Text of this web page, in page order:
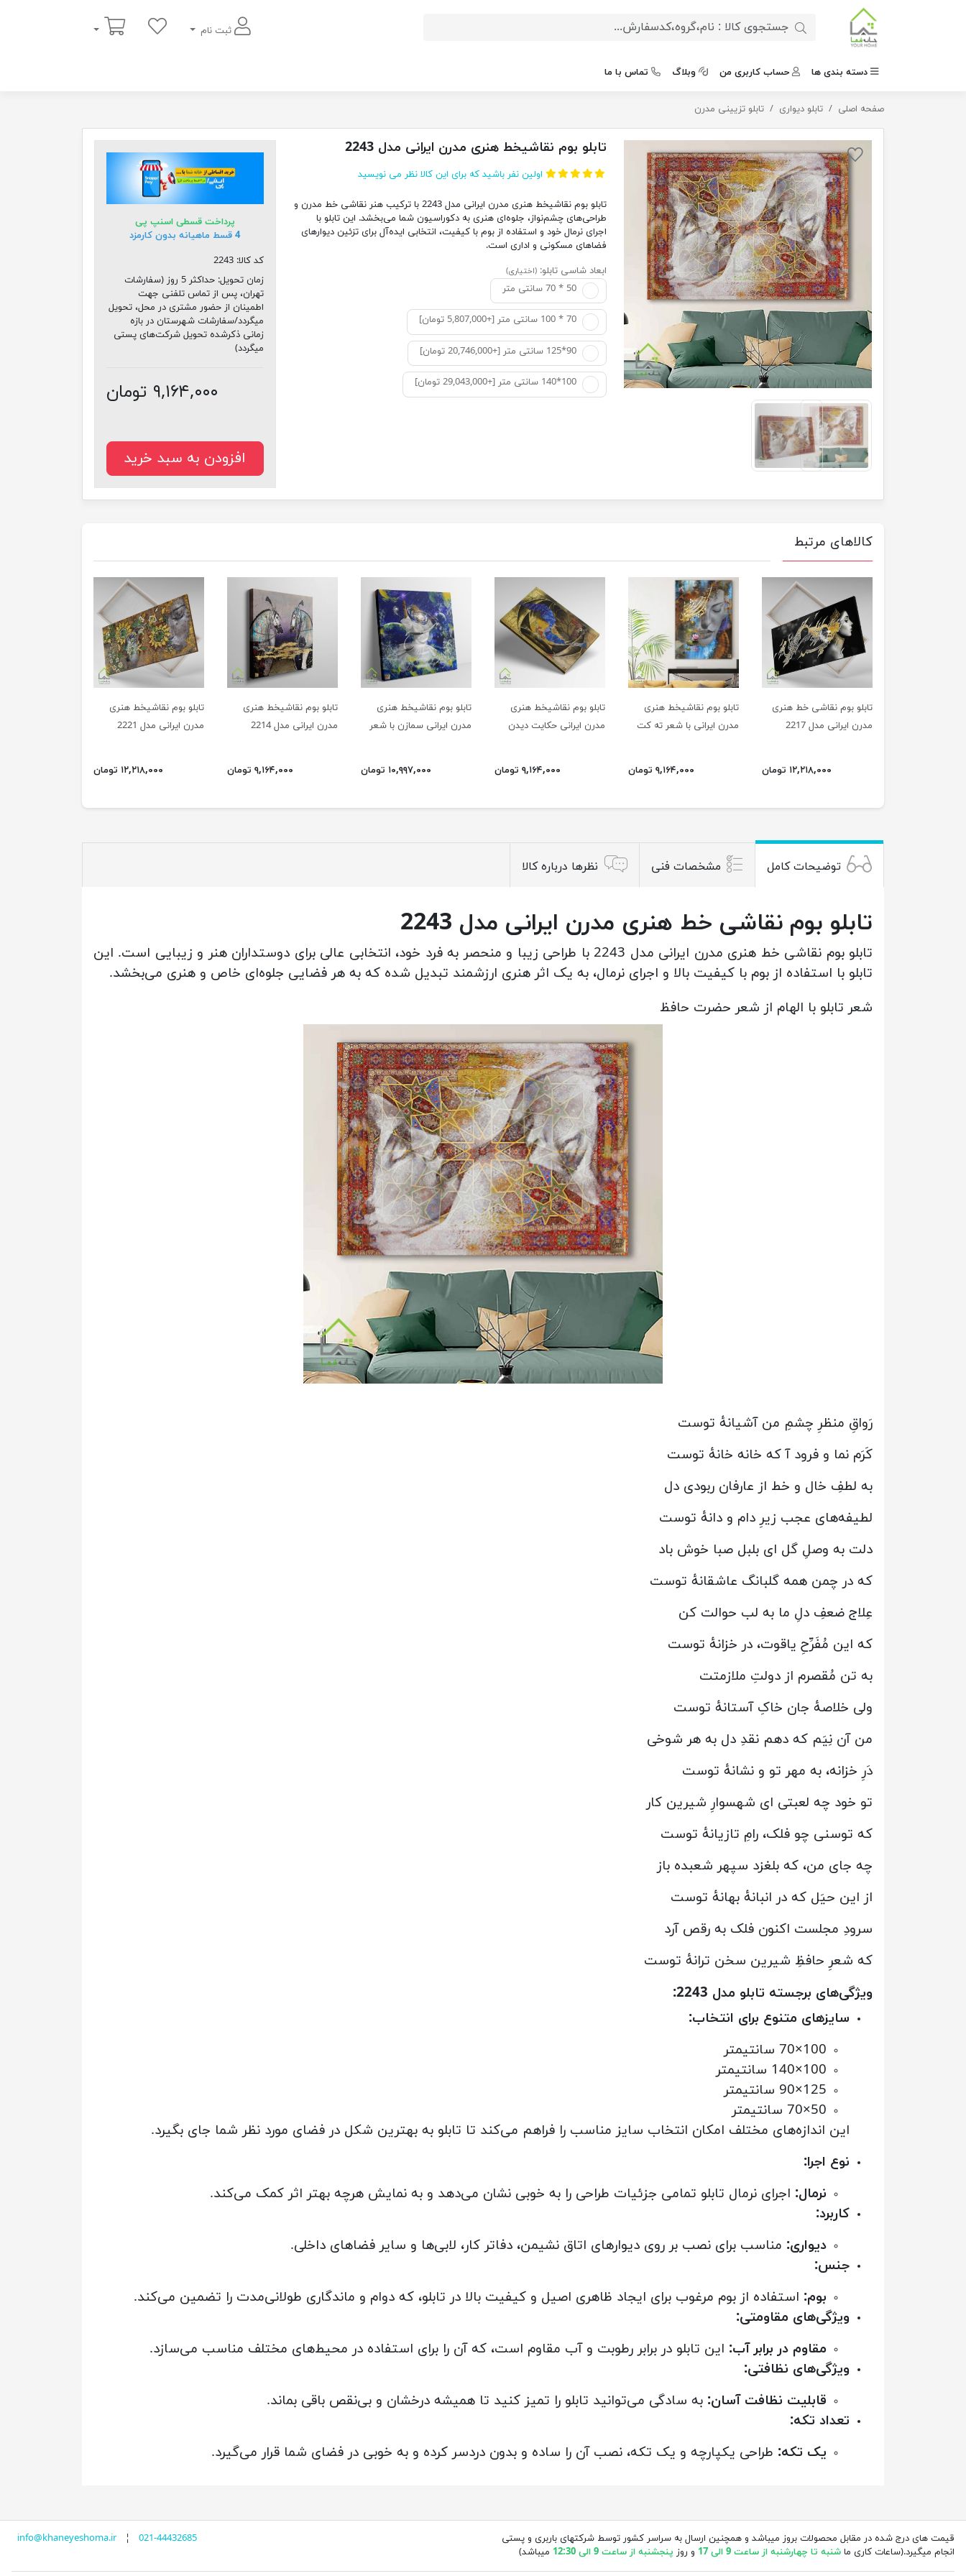
ثبت نام
سبد خرید
دسته بندی ها حساب کاربری من وبلاگ تماس با ما
صفحه اصلی تابلو دیواری تابلو تزیینی مدرن
تابلو بوم نقاشیخط هنری مدرن ایرانی مدل 2243
تابلو بوم نقاشیخط هنری مدرن ایرانی مدل 2243
اولین نفر باشید که برای این کالا نظر می نویسید
تابلو بوم نقاشیخط هنری مدرن ایرانی مدل 2243 با ترکیب هنر نقاشی خط مدرن و
طراحی‌های چشم‌نواز، جلوه‌ای هنری به دکوراسیون شما می‌بخشد. این تابلو با
اجرای نرمال خود و استفاده از بوم با کیفیت، انتخابی ایده‌آل برای تزئین دیوارهای
فضاهای مسکونی و اداری است.
ابعاد شاسی تابلو: (اختیاری)
50 * 70 سانتی متر
70 * 100 سانتی متر [+5,807,000 تومان]
90*125 سانتی متر [+20,746,000 تومان]
100*140 سانتی متر [+29,043,000 تومان]
پرداخت قسطی اسنپ پی
4 قسط ماهیانه بدون کارمزد
کد کالا: 2243
زمان تحویل:
حداکثر 5 روز (سفارشات
تهران، پس از تماس تلفنی جهت
اطمینان از حضور مشتری در محل، تحویل
میگردد/سفارشات شهرستان در بازه
زمانی ذکرشده تحویل شرکت‌های پستی
میگردد)
۹,۱۶۴,۰۰۰ تومان
افزودن به سبد خرید
کالاهای مرتبط
تابلو بوم نقاشی خط هنری
مدرن ایرانی مدل 2217
۱۲,۲۱۸,۰۰۰ تومان
تابلو بوم نقاشیخط هنری
مدرن ایرانی با شعر ته کت
۹,۱۶۴,۰۰۰ تومان
تابلو بوم نقاشیخط هنری
مدرن ایرانی حکایت دیدن
۹,۱۶۴,۰۰۰ تومان
تابلو بوم نقاشیخط هنری
مدرن ایرانی سمازن با شعر
۱۰,۹۹۷,۰۰۰ تومان
تابلو بوم نقاشیخط هنری
مدرن ایرانی مدل 2214
۹,۱۶۴,۰۰۰ تومان
تابلو بوم نقاشیخط هنری
مدرن ایرانی مدل 2221
۱۲,۲۱۸,۰۰۰ تومان
توضیحات کامل مشخصات فنی نظرها درباره کالا
تابلو بوم نقاشی خط هنری مدرن ایرانی مدل 2243
تابلو بوم نقاشی خط هنری مدرن ایرانی مدل 2243 با طراحی زیبا و منحصر به فرد خود، انتخابی عالی برای دوستداران هنر و زیبایی است. این
تابلو با استفاده از بوم با کیفیت بالا و اجرای نرمال، به یک اثر هنری ارزشمند تبدیل شده که به هر فضایی جلوه‌ای خاص و هنری می‌بخشد.
شعر تابلو با الهام از شعر حضرت حافظ
رَواقِ منظرِ چشمِ من آشیانهٔ توست
کَرَم نما و فرود آ که خانه خانهٔ توست
به لطفِ خال و خط از عارفان ربودی دل
لطیفه‌های عجب زیرِ دام و دانهٔ توست
دلت به وصلِ گل ای بلبل صبا خوش باد
که در چمن همه گلبانگ عاشقانهٔ توست
عِلاج ضعفِ دلِ ما به لب حوالت کن
که این مُفَرِّحِ یاقوت، در خزانهٔ توست
به تن مُقصرم از دولتِ ملازمتت
ولی خلاصهٔ جان خاکِ آستانهٔ توست
من آن نِیَم که دهم نقدِ دل به هر شوخی
دَرِ خزانه، به مهر تو و نشانهٔ توست
تو خود چه لعبتی ای شهسوارِ شیرین کار
که توسنی چو فلک، رامِ تازیانهٔ توست
چه جای من، که بلغزد سپهر شعبده باز
از این حیَل که در انبانهٔ بهانهٔ توست
سرودِ مجلست اکنون فلک به رقص آرد
که شعرِ حافظِ شیرین سخن ترانهٔ توست
ویژگی‌های برجسته تابلو مدل 2243:
سایزهای متنوع برای انتخاب:
100×70 سانتیمتر
100×140 سانتیمتر
125×90 سانتیمتر
50×70 سانتیمتر
این اندازه‌های مختلف امکان انتخاب سایز مناسب را فراهم می‌کند تا تابلو به بهترین شکل در فضای مورد نظر شما جای بگیرد.
نوع اجرا:
نرمال: اجرای نرمال تابلو تمامی جزئیات طراحی را به خوبی نشان می‌دهد و به نمایش هرچه بهتر اثر کمک می‌کند.
کاربرد:
دیواری: مناسب برای نصب بر روی دیوارهای اتاق نشیمن، دفاتر کار، لابی‌ها و سایر فضاهای داخلی.
جنس:
بوم: استفاده از بوم مرغوب برای ایجاد ظاهری اصیل و کیفیت بالا در تابلو، که دوام و ماندگاری طولانی‌مدت را تضمین می‌کند.
ویژگی‌های مقاومتی:
مقاوم در برابر آب: این تابلو در برابر رطوبت و آب مقاوم است، که آن را برای استفاده در محیط‌های مختلف مناسب می‌سازد.
ویژگی‌های نظافتی:
قابلیت نظافت آسان: به سادگی می‌توانید تابلو را تمیز کنید تا همیشه درخشان و بی‌نقص باقی بماند.
تعداد تکه:
یک تکه: طراحی یکپارچه و یک تکه، نصب آن را ساده و بدون دردسر کرده و به خوبی در فضای شما قرار می‌گیرد.
قیمت های درج شده در مقابل محصولات بروز میباشد و همچنین ارسال به سراسر کشور توسط شرکتهای باربری و پستی
انجام میگیرد.(ساعات کاری ما شنبه تا چهارشنبه از ساعت 9 الی 17 و روز پنجشنبه از ساعت 9 الی 12:30 میباشد)
info@khaneyeshoma.ir¦ 021-44432685